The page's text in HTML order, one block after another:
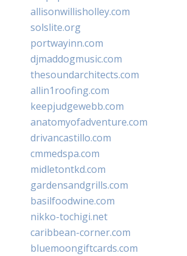
allisonwillisholley.com
solslite.org
portwayinn.com
djmaddogmusic.com
thesoundarchitects.com
allin1roofing.com
keepjudgewebb.com
anatomyofadventure.com
drivancastillo.com
cmmedspa.com
midletontkd.com
gardensandgrills.com
basilfoodwine.com
nikko-tochigi.net
caribbean-corner.com
bluemoongiftcards.com